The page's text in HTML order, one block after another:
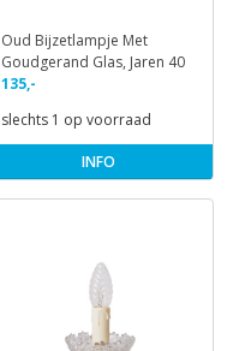
Oud Bijzetlampje Met
Goudgerand Glas, Jaren 40
135,-
slechts 1 op voorraad
INFO